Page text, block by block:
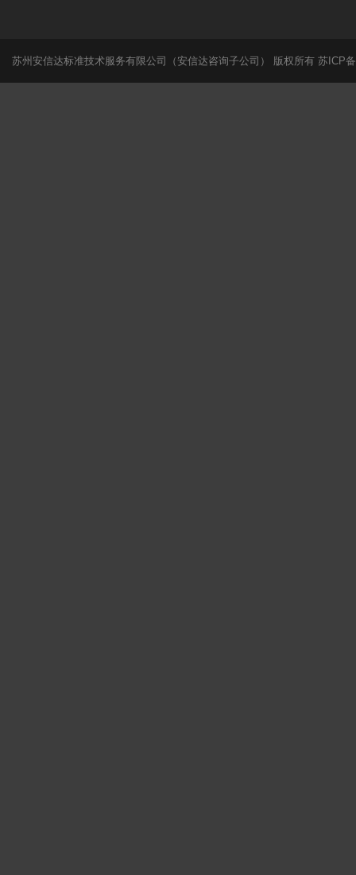
苏州安信达标准技术服务有限公司（安信达咨询子公司） 版权所有 苏ICP